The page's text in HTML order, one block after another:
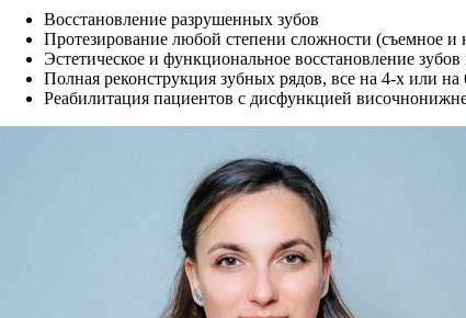
Восстановление разрушенных зубов
Протезирование любой степени сложности (съемное и
Эстетическое и функциональное восстановление зубов
Полная реконструкция зубных рядов, все на 4-х или
Реабилитация пациентов с дисфункцией